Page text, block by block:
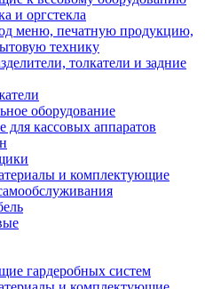
и оргстекла
меню, печатную продукцию,
технику
толкатели и задние
оборудование
для кассовых аппаратов
и комплектующие
гардеробных систем